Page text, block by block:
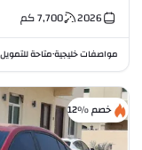
2026
7,700كم
مواصفات خليجية•متاحة للتمويل
خصم %12